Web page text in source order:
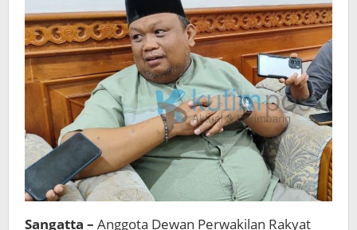
Sangatta – Anggota Dewan Perwakilan Rakyat